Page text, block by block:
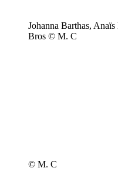
Johanna Barthas, Anaïs
Bros © M. C
© M. C